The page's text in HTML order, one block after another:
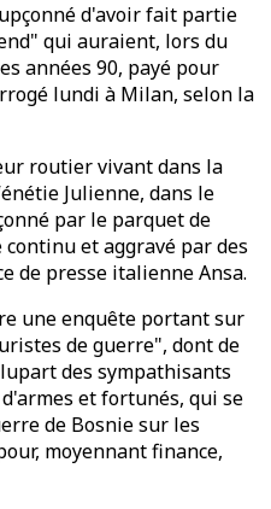
d'avoir fait partie
qui auraient, lors du
années 90, payé pour
lundi à Milan, selon la
routier vivant dans la
Julienne, dans le
par le parquet de
et aggravé par des
de presse italienne Ansa.
une enquête portant sur
de guerre", dont de
des sympathisants
et fortunés, qui se
de Bosnie sur les
moyennant finance,